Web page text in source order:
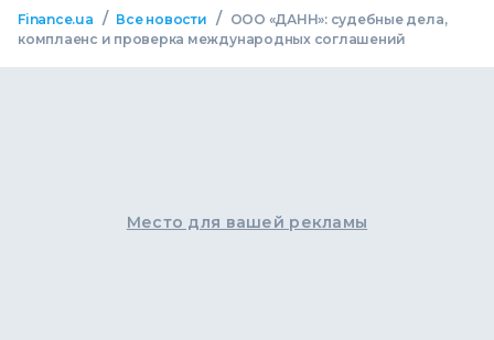
Finance.ua / Все новости /
ООО «ДАНН»: судебные дела,
комплаенс и проверка международных соглашений
Место для вашей рекламы